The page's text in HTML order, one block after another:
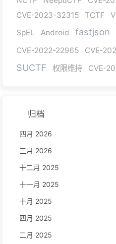
CVE-2023-32315
TCTF
SpEL
Android fastjson
CVE-2022-22965
CVE-
SUCTF
权限维持 CVE-
归档
四月 2026
三月 2026
十二月 2025
十一月 2025
十月 2025
四月 2025
二月 2025